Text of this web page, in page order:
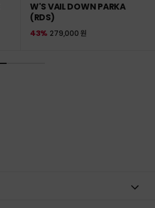
W'S VAIL DOWN PARKA
(RDS)
279,000 원
43%